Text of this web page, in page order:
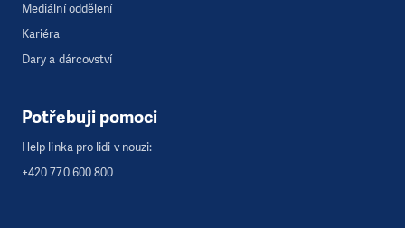
Mediální oddělení
Kariéra
Dary a dárcovství
Potřebuji pomoci
Help linka pro lidi v nouzi:
+420 770 600 800